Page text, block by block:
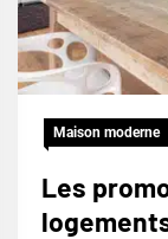
Maison moderne
Les